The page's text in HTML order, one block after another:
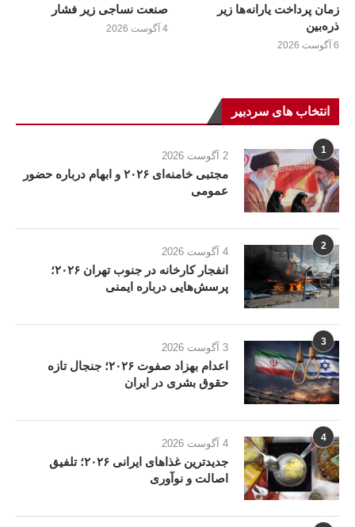
زمان پرداخت یارانه‌ها زیر
ذره‌بین
6 آگوست 2026
صنعت نساجی زیر فشار
4 آگوست 2026
انتخاب های سردبیر
1 2 آگوست 2026
مجتبی خامنه‌ای ۲۰۲۶ و ابهام درباره حضور
عمومی
2 4 آگوست 2026
انفجار کارخانه در جنوب تهران ۲۰۲۶؛
پرسش‌هایی درباره ایمنی
3 3 آگوست 2026
اعدام بهزاد صفوت ۲۰۲۶؛ جنجال تازه
حقوق بشری در ایران
4 4 آگوست 2026
جدیدترین غذاهای ایرانی ۲۰۲۶؛ تلفیق
اصالت و نوآوری